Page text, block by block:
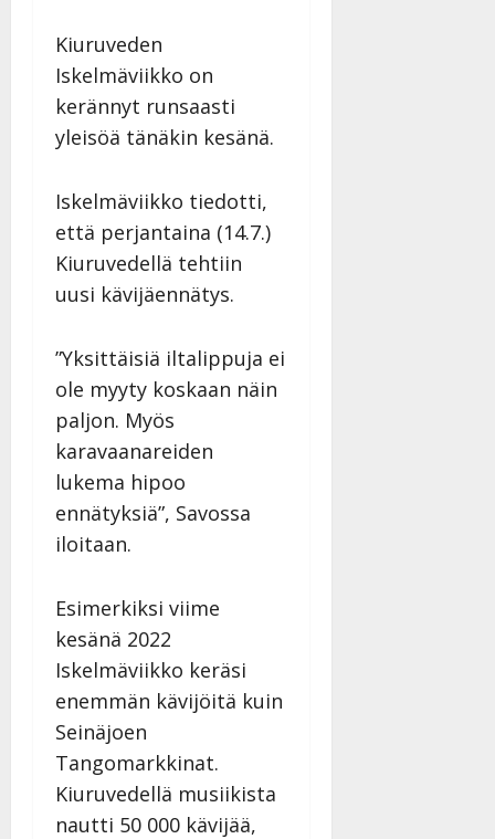
Kiuruveden
Iskelmäviikko on
kerännyt runsaasti
yleisöä tänäkin kesänä.
Iskelmäviikko tiedotti,
että perjantaina (14.7.)
Kiuruvedellä tehtiin
uusi kävijäennätys.
”Yksittäisiä iltalippuja ei
ole myyty koskaan näin
paljon. Myös
karavaanareiden
lukema hipoo
ennätyksiä”, Savossa
iloitaan.
Esimerkiksi viime
kesänä 2022
Iskelmäviikko keräsi
enemmän kävijöitä kuin
Seinäjoen
Tangomarkkinat.
Kiuruvedellä musiikista
nautti 50 000 kävijää,